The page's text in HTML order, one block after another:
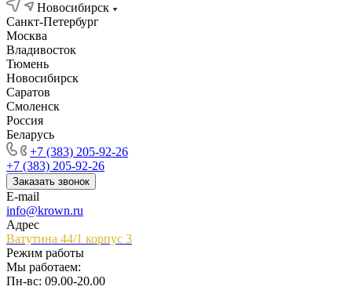
Новосибирск
Санкт-Петербург
Москва
Владивосток
Тюмень
Новосибирск
Саратов
Смоленск
Россия
Беларусь
+7 (383) 205-92-26
+7 (383) 205-92-26
Заказать звонок
E-mail
info@krown.ru
Адрес
Ватутина 44/1 корпус 3
Режим работы
Мы работаем:
Пн-вс: 09.00-20.00